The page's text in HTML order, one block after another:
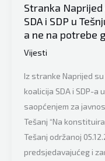
za
zimsko
održavanje
puteva
na
terenu
prema
utvrđenim
prioritetima”
Stranka
SDA i SDP u
a ne na potrebe
Vijesti
Iz stranke Naprijed
koalicija SDA i SDP-a
saopćenjem za
Tešanj “Na
Tešanj održanoj
predsjedavajućeg i